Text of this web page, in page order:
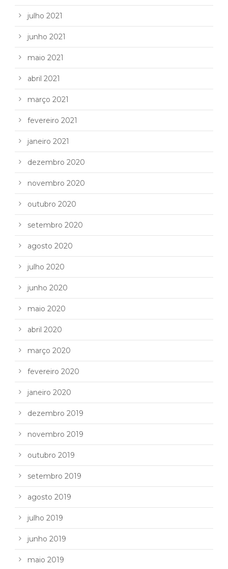
julho 2021
junho 2021
maio 2021
abril 2021
março 2021
fevereiro 2021
janeiro 2021
dezembro 2020
novembro 2020
outubro 2020
setembro 2020
agosto 2020
julho 2020
junho 2020
maio 2020
abril 2020
março 2020
fevereiro 2020
janeiro 2020
dezembro 2019
novembro 2019
outubro 2019
setembro 2019
agosto 2019
julho 2019
junho 2019
maio 2019